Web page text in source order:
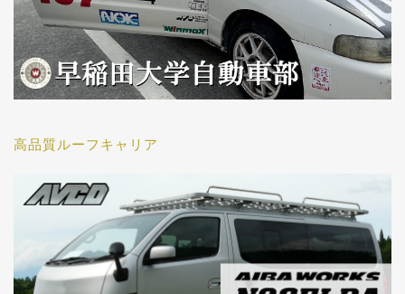
高品質ルーフキャリア